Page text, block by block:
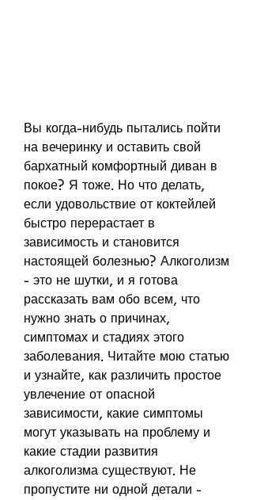
Вы когда-нибудь пытались пойти
на вечеринку и оставить свой
бархатный комфортный диван в
покое? Я тоже. Но что делать,
если удовольствие от коктейлей
быстро перерастает в
зависимость и становится
настоящей болезнью? Алкоголизм
- это не шутки, и я готова
рассказать вам обо всем, что
нужно знать о причинах,
симптомах и стадиях этого
заболевания. Читайте мою статью
и узнайте, как различить простое
увлечение от опасной
зависимости, какие симптомы
могут указывать на проблему и
какие стадии развития
алкоголизма существуют. Не
пропустите ни одной детали -